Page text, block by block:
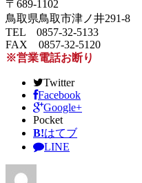
〒689-1102
鳥取県鳥取市津ノ井291-8
TEL 0857-32-5133
FAX 0857-32-5120
※営業電話お断り
Twitter
Facebook
Google+
Pocket
B!はてブ
LINE